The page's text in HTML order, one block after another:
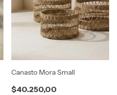
Canasto Mora Small
$40.250,00